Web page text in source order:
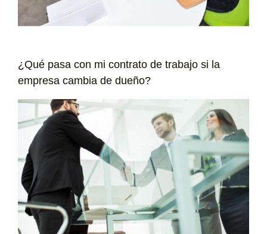
¿Qué pasa con mi contrato de trabajo si la
empresa cambia de dueño?